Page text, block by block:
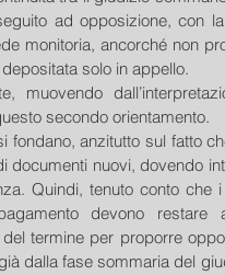
ad opposizione, con
monitoria, ancorché non
solo in appello.
muovendo
secondo orientamento.
fondano, anzitutto sul fatto
documenti nuovi, dovendo
Quindi, tenuto conto che
devono restare
termine per proporre
dalla fase sommaria del